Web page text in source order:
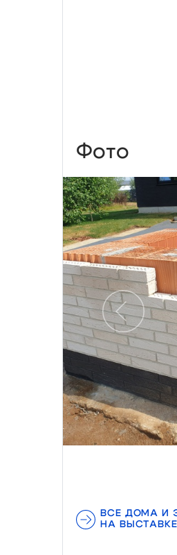
Фото
ВСЕ ДОМА И
НА ВЫСТАВКЕ